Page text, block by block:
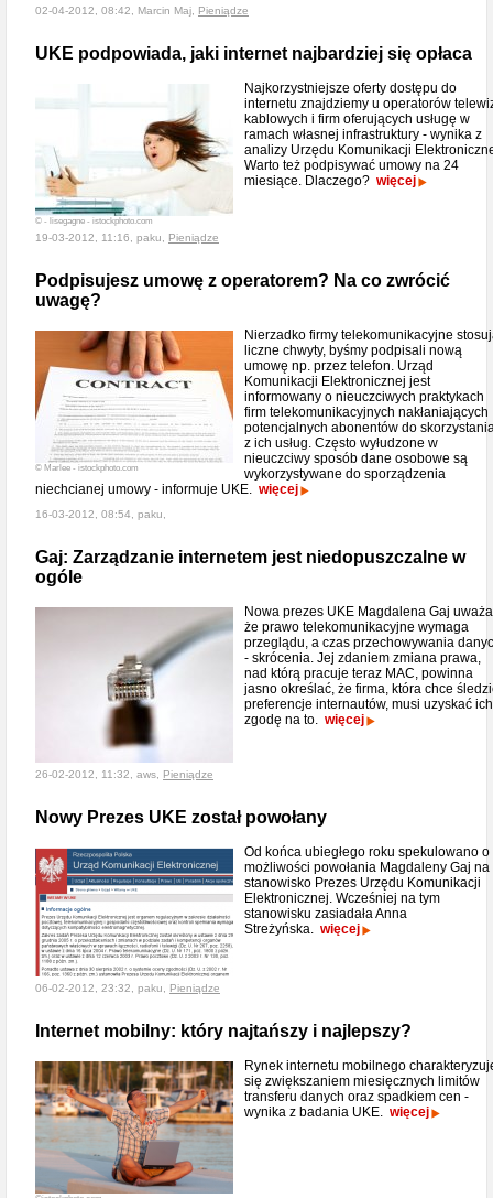
02-04-2012, 08:42, Marcin Maj, Pieniądze
UKE podpowiada, jaki internet najbardziej się opłaca
© - lisegagne - istockphoto.com
Najkorzystniejsze oferty dostępu do
internetu znajdziemy u operatorów
kablowych i firm oferujących usługę w
ramach własnej infrastruktury - wynika z
analizy Urzędu Komunikacji
Warto też podpisywać umowy na 24
miesiące. Dlaczego? więcej
19-03-2012, 11:16, paku, Pieniądze
Podpisujesz umowę z operatorem? Na co zwrócić
uwagę?
© Marlee - istockphoto.com
Nierzadko firmy telekomunikacyjne
liczne chwyty, byśmy podpisali nową
umowę np. przez telefon. Urząd
Komunikacji Elektronicznej jest
informowany o nieuczciwych praktykach
firm telekomunikacyjnych nakłaniających
potencjalnych abonentów do
z ich usług. Często wyłudzone w
nieuczciwy sposób dane osobowe są
wykorzystywane do sporządzenia
niechcianej umowy - informuje UKE. więcej
16-03-2012, 08:54, paku,
Gaj: Zarządzanie internetem jest niedopuszczalne w
ogóle
Nowa prezes UKE Magdalena Gaj
że prawo telekomunikacyjne wymaga
przeglądu, a czas przechowywania
- skrócenia. Jej zdaniem zmiana prawa,
nad którą pracuje teraz MAC, powinna
jasno określać, że firma, która chce
preferencje internautów, musi uzyskać ich
zgodę na to. więcej
26-02-2012, 11:32, aws, Pieniądze
Nowy Prezes UKE został powołany
Od końca ubiegłego roku spekulowano o
możliwości powołania Magdaleny Gaj na
stanowisko Prezes Urzędu Komunikacji
Elektronicznej. Wcześniej na tym
stanowisku zasiadała Anna
Streżyńska. więcej
06-02-2012, 23:32, paku, Pieniądze
Internet mobilny: który najtańszy i najlepszy?
Rynek internetu mobilnego
się zwiększaniem miesięcznych limitów
transferu danych oraz spadkiem cen -
wynika z badania UKE. więcej